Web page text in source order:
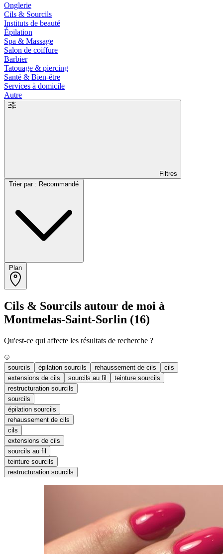
Onglerie
Cils & Sourcils
Instituts de beauté
Épilation
Spa & Massage
Salon de coiffure
Barbier
Tatouage & piercing
Santé & Bien-être
Services à domicile
Autre
Filtres
Cils & Sourcils autour de moi à
Montmelas-Saint-Sorlin (16)
Qu'est-ce qui affecte les résultats de recherche ?
sourcils épilation sourcils rehaussement de cils
cils
extensions de cils
sourcils au fil
teinture sourcils
restructuration sourcils
sourcils
épilation sourcils
rehaussement de cils
cils
extensions de cils
sourcils au fil
teinture sourcils
restructuration sourcils